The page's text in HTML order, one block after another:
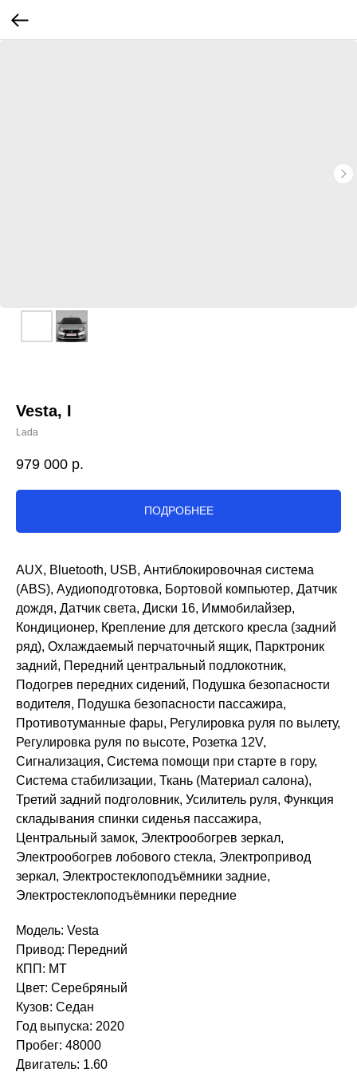
Vesta, I
Lada
979 000 р.
ПОДРОБНЕЕ
AUX, Bluetooth, USB, Антиблокировочная система
(ABS), Аудиоподготовка, Бортовой компьютер, Датчик
дождя, Датчик света, Диски 16, Иммобилайзер,
Кондиционер, Крепление для детского кресла (задний
ряд), Охлаждаемый перчаточный ящик, Парктроник
задний, Передний центральный подлокотник,
Подогрев передних сидений, Подушка безопасности
водителя, Подушка безопасности пассажира,
Противотуманные фары, Регулировка руля по вылету,
Регулировка руля по высоте, Розетка 12V,
Сигнализация, Система помощи при старте в гору,
Система стабилизации, Ткань (Материал салона),
Третий задний подголовник, Усилитель руля, Функция
складывания спинки сиденья пассажира,
Центральный замок, Электрообогрев зеркал,
Электрообогрев лобового стекла, Электропривод
зеркал, Электростеклоподъёмники задние,
Электростеклоподъёмники передние
Модель: Vesta
Привод: Передний
КПП: MT
Цвет: Серебряный
Кузов: Седан
Год выпуска: 2020
Пробег: 48000
Двигатель: 1.60